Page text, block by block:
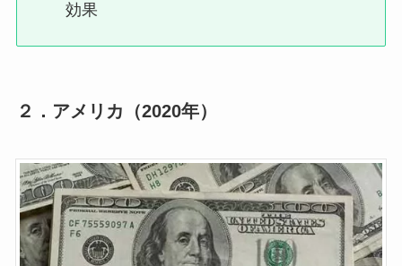
効果
２． アメリカ（2020年）